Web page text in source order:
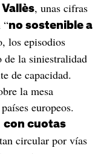
, unas cifras
“no sostenible a
los episodios
de la siniestralidad
de capacidad.
la mesa
europeos.
con cuotas
circular por vías